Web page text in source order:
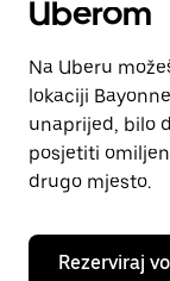
Uberom
Na Uberu
lokaciji
unaprijed, bilo
posjetiti
drugo mjesto.
Rezerviraj